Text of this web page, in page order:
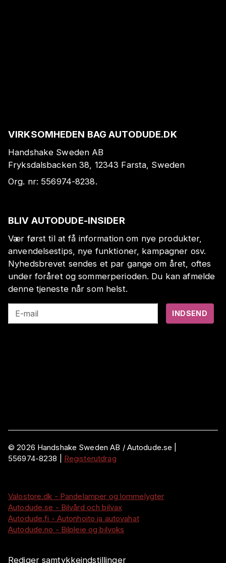
VIRKSOMHEDEN BAG AUTODUDE.DK
Handshake Sweden AB
Fryksdalsbacken 38, 12343 Farsta, Sweden
Org. nr: 556974-8238.
BLIV AUTODUDE-INSIDER
Vær først til at få information om nye produkter,
anvendelsestips, nye funktioner, kampagner osv.
Nyhedsbrevet sendes et par gange om året, oftes
under foråret og sommerperioden. Du kan afmelde
denne tjeneste når som helst.
E-mail INDSEND
©2026 Handshake Sweden AB / Autodude.se |
556974-8238
Registerutdrag
Valostore.dk - Pandelamper og lommelygter
Autodude.se - Bilvård och bilvax
Autodude.fi - Autonhoito ja autovahat
Autodude.no - Bilpleie og bilvoks
Rediger samtykkeindstillinger